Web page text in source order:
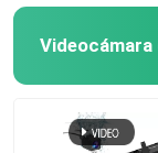
Tablero
Videocámara